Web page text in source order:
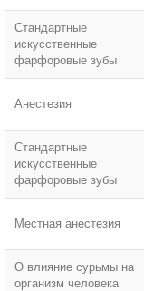
Стандартные
искусственные
фарфоровые зубы
Анестезия
Стандартные
искусственные
фарфоровые зубы
Местная анестезия
О влияние сурьмы на
организм человека